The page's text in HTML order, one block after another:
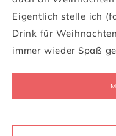
Eigentlich stelle ich
Drink für
immer wieder Spaß